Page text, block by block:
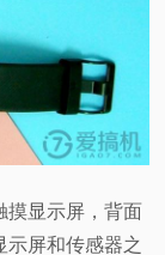
摸显示屏，背面
示屏和传感器之